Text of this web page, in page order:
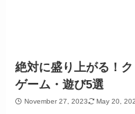
絶対に盛り上がる！
ゲーム・遊び5選
November 27, 2023 May 20,